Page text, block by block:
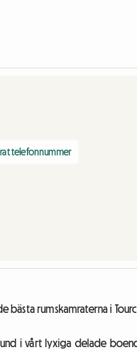
telefonnummer
bästa rumskamraterna i
i vårt lyxiga delade